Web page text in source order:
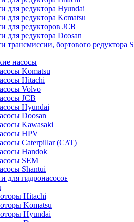
для редуктора Hyundai
для редуктора Komatsu
для редукторов JCB
для редуктора Doosan
трансмиссии, бортового редуктора
насосы
Komatsu
Hitachi
Volvo
JCB
Hyundai
Doosan
Kawasaki
HPV
Caterpillar (CAT)
Handok
SEM
Shantui
для гидронасосов
Hitachi
Komatsu
Hyundai